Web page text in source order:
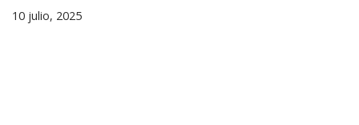
10 julio, 2025